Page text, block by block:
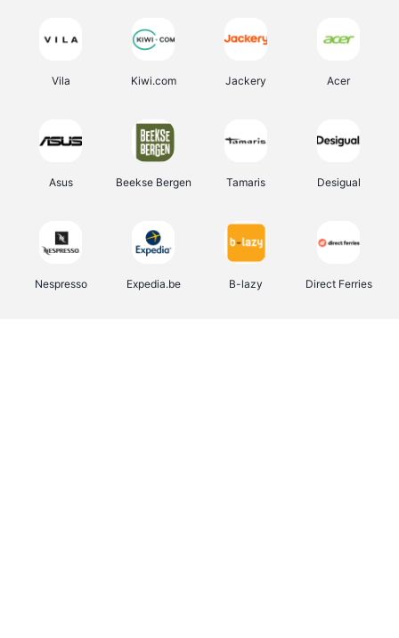
Vila Kiwi.com Jackery Acer
Asus Beekse Bergen Tamaris Desigual
Nespresso Expedia.be B-lazy Direct Ferries